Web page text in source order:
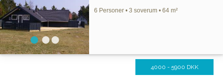
6 Personer • 3 soverum • 64 m²
4000 - 5900 DKK